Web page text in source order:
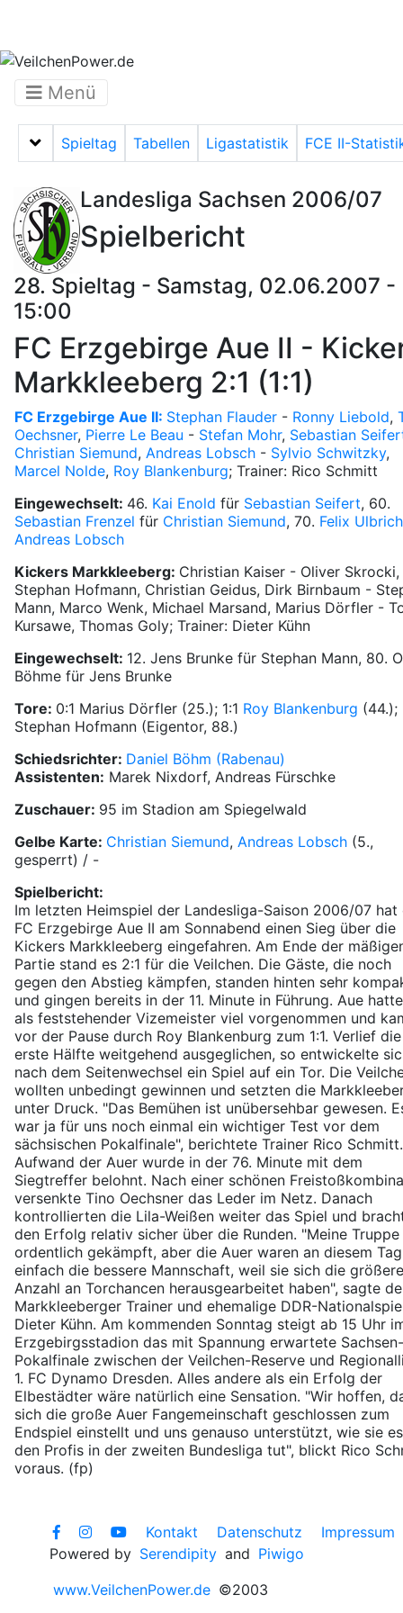
Menü
Menü auf-/zuklappen
Spieltag Tabellen Ligastatistik FCE II-
Landesliga Sachsen 2006/07
Spielbericht
28. Spieltag - Samstag, 02.06.2007 -
15:00
FC Erzgebirge Aue II -
Markkleeberg 2:1 (1:1)
FC Erzgebirge Aue II: Stephan Flauder - Ronny Liebold,
Oechsner, Pierre Le Beau - Stefan Mohr, Sebastian
Christian Siemund, Andreas Lobsch - Sylvio Schwitzky,
Marcel Nolde, Roy Blankenburg; Trainer: Rico Schmitt
Eingewechselt: 46. Kai Enold für Sebastian Seifert, 60.
Sebastian Frenzel für Christian Siemund, 70. Felix
Andreas Lobsch
Kickers Markkleeberg: Christian Kaiser - Oliver Skrocki,
Stephan Hofmann, Christian Geidus, Dirk Birnbaum -
Mann, Marco Wenk, Michael Marsand, Marius Dörfler -
Kursawe, Thomas Goly; Trainer: Dieter Kühn
Eingewechselt: 12. Jens Brunke für Stephan Mann, 80.
Böhme für Jens Brunke
Tore: 0:1 Marius Dörfler (25.); 1:1 Roy Blankenburg (44.);
Stephan Hofmann (Eigentor, 88.)
Schiedsrichter: Daniel Böhm (Rabenau)
Assistenten: Marek Nixdorf, Andreas Fürschke
Zuschauer: 95 im Stadion am Spiegelwald
Gelbe Karte: Christian Siemund, Andreas Lobsch (5.,
gesperrt) / -
Spielbericht:
Im letzten Heimspiel der Landesliga-Saison 2006/07 hat
FC Erzgebirge Aue II am Sonnabend einen Sieg über die
Kickers Markkleeberg eingefahren. Am Ende der
Partie stand es 2:1 für die Veilchen. Die Gäste, die noch
gegen den Abstieg kämpfen, standen hinten sehr
und gingen bereits in der 11. Minute in Führung. Aue
als feststehender Vizemeister viel vorgenommen und
vor der Pause durch Roy Blankenburg zum 1:1. Verlief die
erste Hälfte weitgehend ausgeglichen, so entwickelte
nach dem Seitenwechsel ein Spiel auf ein Tor. Die
wollten unbedingt gewinnen und setzten die
unter Druck. "Das Bemühen ist unübersehbar gewesen.
war ja für uns noch einmal ein wichtiger Test vor dem
sächsischen Pokalfinale", berichtete Trainer Rico
Aufwand der Auer wurde in der 76. Minute mit dem
Siegtreffer belohnt. Nach einer schönen
versenkte Tino Oechsner das Leder im Netz. Danach
kontrollierten die Lila-Weißen weiter das Spiel und
den Erfolg relativ sicher über die Runden. "Meine
ordentlich gekämpft, aber die Auer waren an diesem Tag
einfach die bessere Mannschaft, weil sie sich die größere
Anzahl an Torchancen herausgearbeitet haben", sagte
Markkleeberger Trainer und ehemalige DDR-
Dieter Kühn. Am kommenden Sonntag steigt ab 15 Uhr
Erzgebirgsstadion das mit Spannung erwartete Sachsen-
Pokalfinale zwischen der Veilchen-Reserve und
1. FC Dynamo Dresden. Alles andere als ein Erfolg der
Elbestädter wäre natürlich eine Sensation. "Wir hoffen,
sich die große Auer Fangemeinschaft geschlossen zum
Endspiel einstellt und uns genauso unterstützt, wie sie
den Profis in der zweiten Bundesliga tut", blickt Rico
voraus. (fp)
Kontakt Datenschutz
Impressum
Powered by Serendipity and Piwigo
www.VeilchenPower.de ©2003